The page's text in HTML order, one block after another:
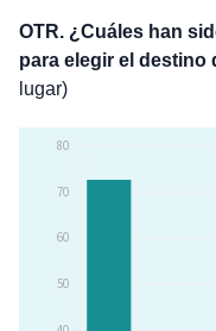
OTR. ¿Cuáles han
para elegir el destino
lugar)